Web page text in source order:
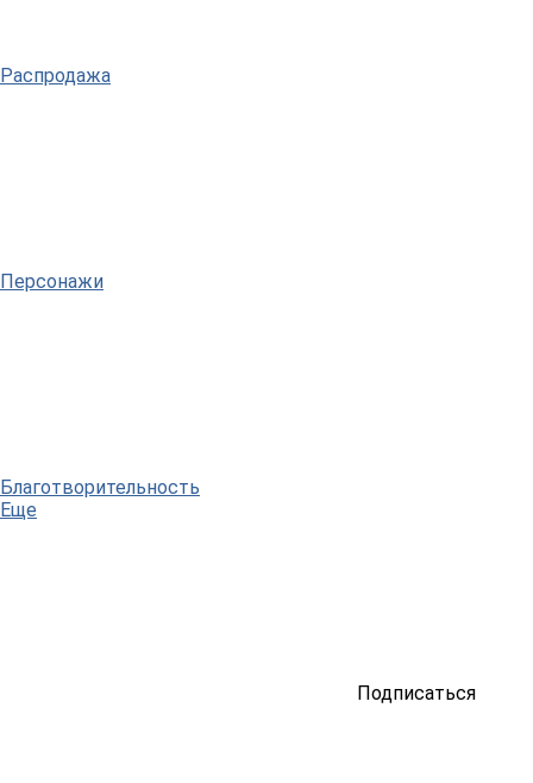
Распродажа
Персонажи
Благотворительность
Еще
Подписаться